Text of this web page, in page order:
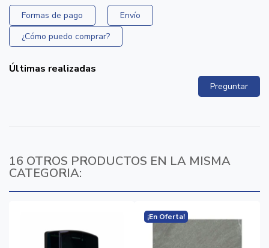
Formas de pago
Envío
¿Cómo puedo comprar?
Últimas realizadas
Preguntar
16 OTROS PRODUCTOS EN LA MISMA
CATEGORIA:
¡En Oferta!